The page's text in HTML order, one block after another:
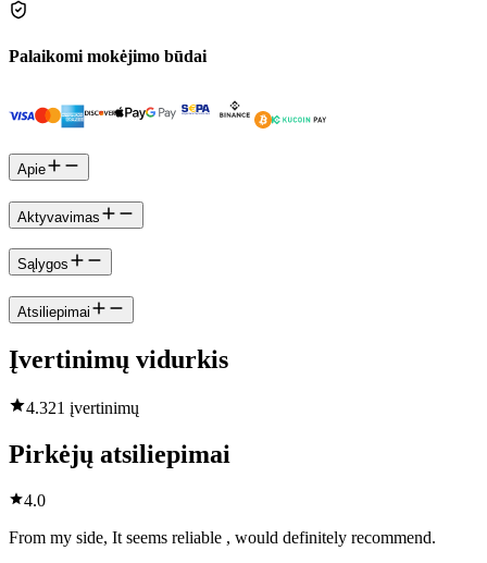
Palaikomi mokėjimo būdai
Apie
Aktyvavimas
Sąlygos
Atsiliepimai
Įvertinimų vidurkis
4.321 įvertinimų
Pirkėjų atsiliepimai
4.0
From my side, It seems reliable , would definitely recommend.